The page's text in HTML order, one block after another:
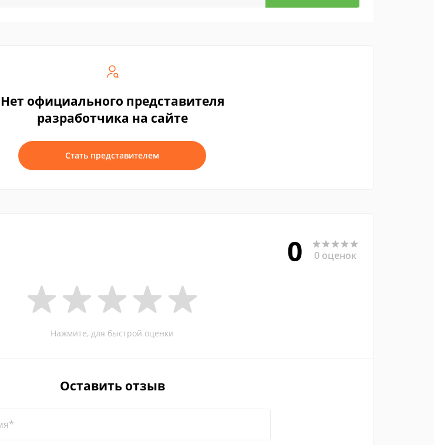
Нет официального представителя
разработчика на сайте
Стать представителем
0 0 оценок
Нажмите, для быстрой оценки
Оставить отзыв